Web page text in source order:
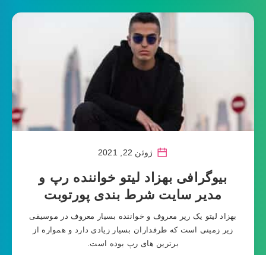
ژوئن 22, 2021
بیوگرافی بهزاد لیتو خواننده رپ و
مدیر سایت شرط بندی پورتوبت
بهزاد لیتو یک رپر معروف و خواننده بسیار معروف در موسیقی
زیر زمینی است که طرفداران بسیار زیادی دارد و همواره از
برترین های رپ بوده است.